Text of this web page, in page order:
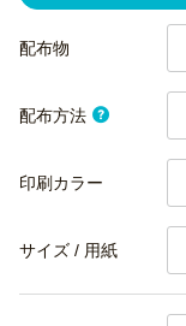
ラ配布物
配布方法
印刷カラー
サイズ / 用紙